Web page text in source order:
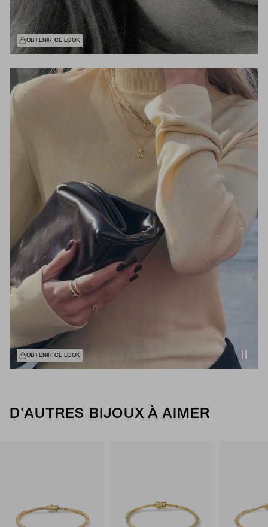
OBTENIR CE LOOK
OBTENIR CE LOOK
D'AUTRES BIJOUX À AIMER